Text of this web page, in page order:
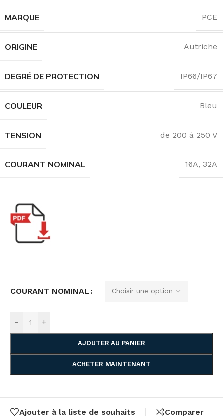
MARQUE PCE
ORIGINE Autriche
DEGRÉ DE PROTECTION IP66/IP67
COULEUR Bleu
TENSION de 200 à 250 V
COURANT NOMINAL 16A, 32A
COURANT NOMINAL
- +
AJOUTER AU PANIER
ACHETER MAINTENANT
Ajouter à la liste de souhaits Comparer